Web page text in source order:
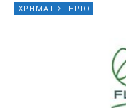
ΧΡΗΜΑΤΙΣΤΉΡΙΟ